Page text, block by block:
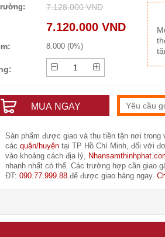
7.128.000 VND
7.120.000 VND
8.000 (0%)
MUA NGAY
Sản phẩm được giao và thu tiền tận nơi trong
các quận/huyện tại TP Hồ Chí Minh, đối với
vào khoảng cách địa lý,
nhanh nhất có thể. Các trường hợp cần giao
ĐT: 090.77.999.88 để được giao hàng ngay.